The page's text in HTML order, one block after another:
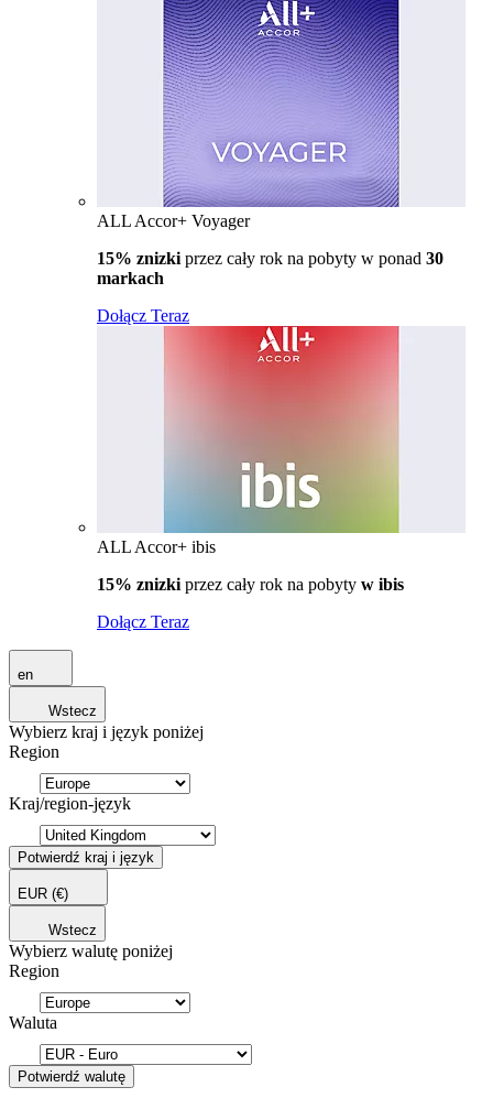
ALL Accor+ Voyager
15% znizki przez cały rok na pobyty w ponad 30
markach
Dołącz Teraz
ALL Accor+ ibis
15% znizki przez cały rok na pobyty w ibis
Dołącz Teraz
en
Wstecz
Wybierz kraj i język poniżej
Region
Kraj/region-język
Potwierdź kraj i język
EUR (€)
Wstecz
Wybierz walutę poniżej
Region
Waluta
Potwierdź walutę